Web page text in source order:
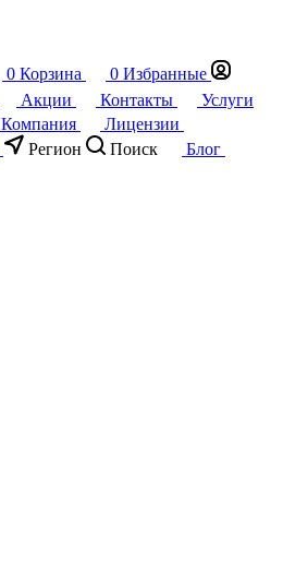
0 Корзина 0 Избранные
Акции Контакты
Услуги
Компания
Лицензии
Регион Поиск
Блог